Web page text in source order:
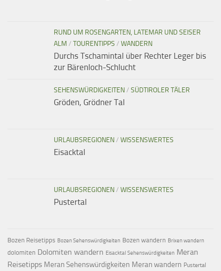
RUND UM ROSENGARTEN, LATEMAR UND SEISER
ALM / TOURENTIPPS / WANDERN
Durchs Tschamintal über Rechter Leger bis
zur Bärenloch-Schlucht
SEHENSWÜRDIGKEITEN/ SÜDTIROLER TÄLER
Gröden, Grödner Tal
URLAUBSREGIONEN/ WISSENSWERTES
Eisacktal
URLAUBSREGIONEN/ WISSENSWERTES
Pustertal
Bozen Reisetipps Bozen Sehenswürdigkeiten Bozen wandern Brixen wandern
dolomiten Dolomiten wandern Eisacktal Sehenswürdigkeiten Meran
Reisetipps Meran Sehenswürdigkeiten Meran wandern Pustertal